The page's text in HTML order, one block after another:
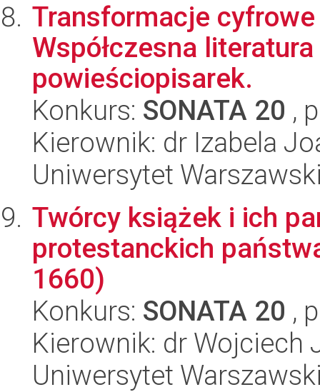
Transformacje
Współczesna
powieściopisarek.
Konkurs: SONATA 20 ,
Kierownik: dr Izabela
Uniwersytet
Twórcy książek i ich
protestanckich
1660)
Konkurs: SONATA 20 ,
Kierownik: dr Wojciech
Uniwersytet